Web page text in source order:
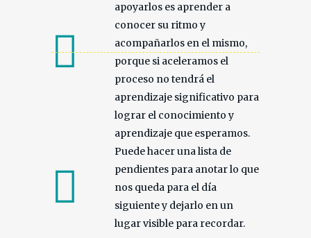
apoyarlos es aprender a
conocer su ritmo y
acompañarlos en el mismo,
porque si aceleramos el
proceso no tendrá el
aprendizaje significativo para
lograr el conocimiento y
aprendizaje que esperamos.
Puede hacer una lista de
pendientes para anotar lo que
nos queda para el día
siguiente y dejarlo en un
lugar visible para recordar.